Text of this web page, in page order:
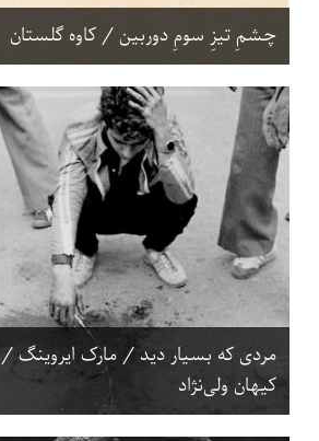
چشمِ تیزِ سومِ دوربین / کاوه گلستان
مردی که بسیار دید / مارک ایروینگ /
کیهان ولی‌نژاد